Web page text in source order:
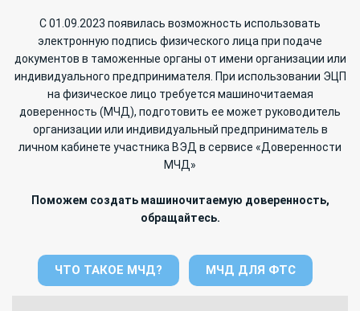
С 01.09.2023 появилась возможность использовать
электронную подпись физического лица при подаче
документов в таможенные органы от имени организации или
индивидуального предпринимателя. При использовании ЭЦП
на физическое лицо требуется машиночитаемая
доверенность (МЧД), подготовить ее может руководитель
организации или индивидуальный предприниматель в
личном кабинете участника ВЭД в сервисе «Доверенности
МЧД»
Поможем создать машиночитаемую доверенность,
обращайтесь.
ЧТО ТАКОЕ МЧД? МЧД ДЛЯ ФТС